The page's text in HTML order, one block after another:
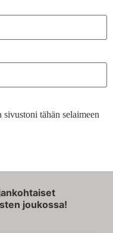
tähän selaimeen
joukossa!